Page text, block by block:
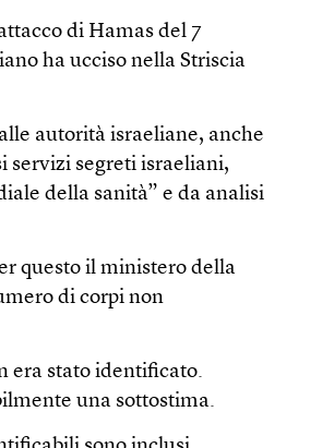
di Hamas del 7
ha ucciso nella Striscia
autorità israeliane, anche
servizi segreti israeliani,
della sanità” e da analisi
questo il ministero della
di corpi non
era stato identificato.
una sottostima.